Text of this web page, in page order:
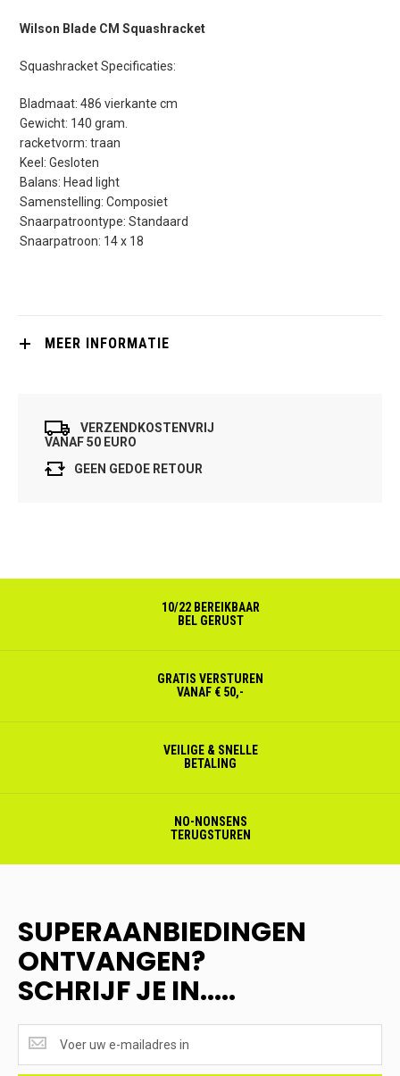
Wilson Blade CM Squashracket
Squashracket Specificaties:
Bladmaat: 486 vierkante cm
Gewicht: 140 gram.
racketvorm: traan
Keel: Gesloten
Balans: Head light
Samenstelling: Composiet
Snaarpatroontype: Standaard
Snaarpatroon: 14 x 18
MEER INFORMATIE
VERZENDKOSTENVRIJ
VANAF 50 EURO
GEEN GEDOE RETOUR
10/22 BEREIKBAAR
BEL GERUST
GRATIS VERSTUREN
VANAF € 50,-
VEILIGE & SNELLE
BETALING
NO-NONSENS
TERUGSTUREN
SUPERAANBIEDINGEN
ONTVANGEN?
SCHRIJF JE IN.....
ONTVANGEN?
<br>SCHRIJF